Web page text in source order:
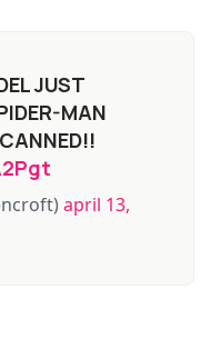
JUST
MAN
april 13,